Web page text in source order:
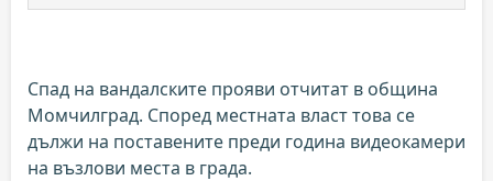
Спад на вандалските прояви отчитат в община
Момчилград. Според местната власт това се
дължи на поставените преди година видеокамери
на възлови места в града.